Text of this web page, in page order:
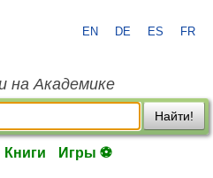
EN DE ES FR
на Академике
Найти!
Книги Игры ⚽